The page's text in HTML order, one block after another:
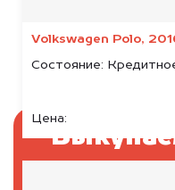
Volkswagen Polo,
Состояние:
Цена: